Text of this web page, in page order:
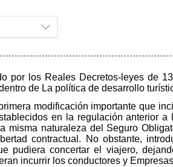
por los Reales Decretos-leyes de
de La política de desarrollo
modificación importante que
en la regulación anterior
misma naturaleza del Seguro
contractual. No obstante,
pudiera concertar el viajero,
incurrir los conductores y